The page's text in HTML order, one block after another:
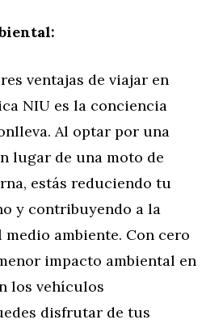
ventajas de viajar en
NIU es la conciencia
Al optar por una
lugar de una moto de
estás reduciendo tu
y contribuyendo a la
ambiente. Con cero
impacto ambiental en
los vehículos
disfrutar de tus